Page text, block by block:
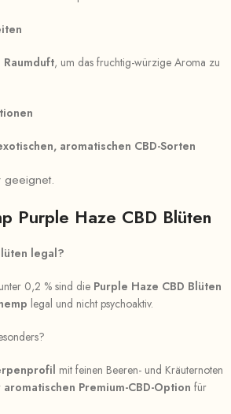
, um das fruchtig-würzige Aroma zu
aromatischen CBD-Sorten
geeignet.
Purple Haze CBD Blüten
legal?
0,2 % sind die Purple Haze CBD Blüten
legal und nicht psychoaktiv.
mit feinen Beeren- und Kräuternoten
aromatischen Premium-CBD-Option für